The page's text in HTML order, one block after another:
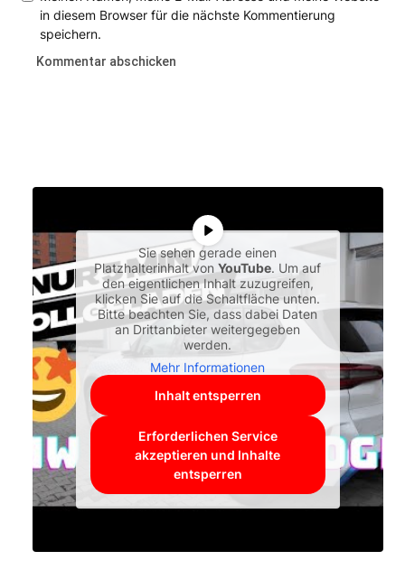
in diesem Browser für die nächste Kommentierung
speichern.
Sie sehen gerade einen
Platzhalterinhalt vonYouTube. Um auf
den eigentlichen Inhalt zuzugreifen,
klicken Sie auf die Schaltfläche unten.
Bitte beachten Sie, dass dabei Daten
an Drittanbieter weitergegeben
werden.
Mehr Informationen
Inhalt entsperren
Erforderlichen Service
akzeptieren und Inhalte
entsperren